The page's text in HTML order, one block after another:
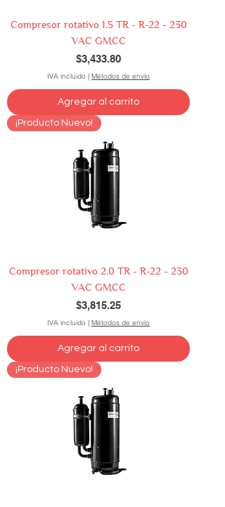
Compresor rotativo 1.5 TR - R-22 - 230
VAC GMCC
Precio
$3,433.80
IVA incluido | Métodos de envío
Agregar al carrito
¡Producto Nuevo!
Compresor rotativo 2.0 TR - R-22 - 230
VAC GMCC
Precio
$3,815.25
IVA incluido | Métodos de envío
Agregar al carrito
¡Producto Nuevo!